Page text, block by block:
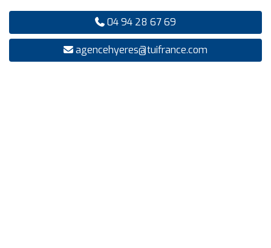
04 94 28 67 69
agencehyeres@tuifrance.com